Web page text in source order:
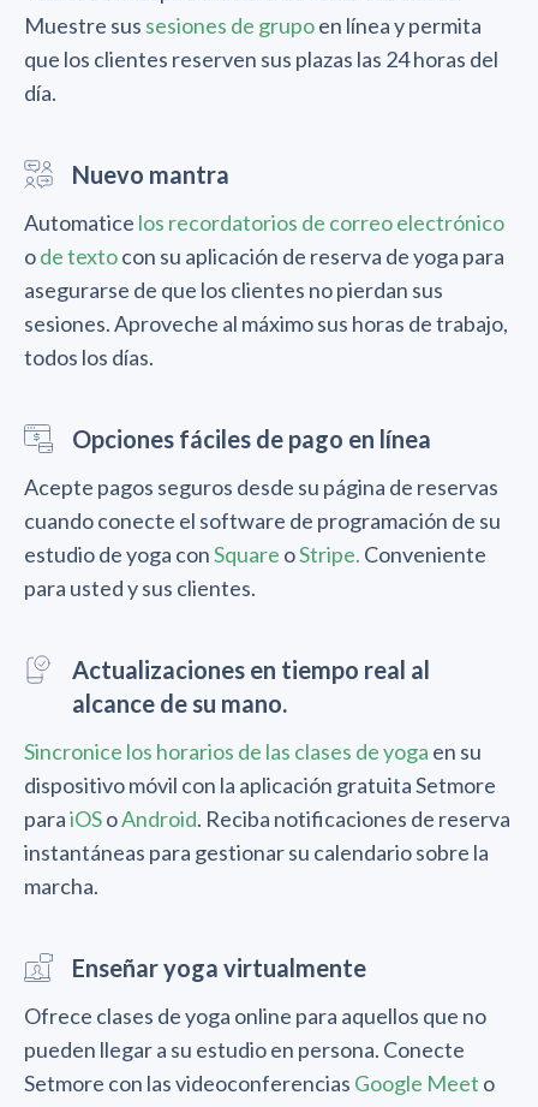
Muestre sus sesiones de grupoen línea y permita
que los clientes reserven sus plazas las 24 horas del
día.
Nuevo mantra
Automatice los recordatorios de correo electrónico
ode textocon su aplicación de reserva de yoga para
asegurarse de que los clientes no pierdan sus
sesiones. Aproveche al máximo sus horas de trabajo,
todos los días.
Opciones fáciles de pago en línea
Acepte pagos seguros desde su página de reservas
cuando conecte el software de programación de su
estudio de yoga conSquare oStripe. Conveniente
para usted y sus clientes.
Actualizaciones en tiempo real al
alcance de su mano.
Sincronice los horarios de las clases de yoga en su
dispositivo móvil con la aplicación gratuita Setmore
paraiOSoAndroid. Reciba notificaciones de reserva
instantáneas para gestionar su calendario sobre la
marcha.
Enseñar yoga virtualmente
Ofrece clases de yoga online para aquellos que no
pueden llegar a su estudio en persona. Conecte
Setmore con las videoconferencias Google Meet o